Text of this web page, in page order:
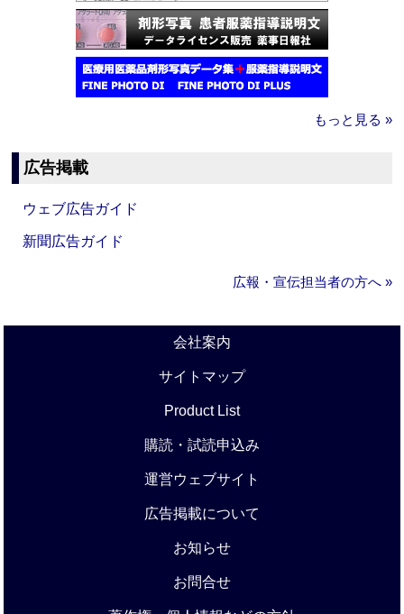
もっと見る »
広告掲載
ウェブ広告ガイド
新聞広告ガイド
広報・宣伝担当者の方へ »
会社案内
サイトマップ
Product List
購読・試読申込み
運営ウェブサイト
広告掲載について
お知らせ
お問合せ